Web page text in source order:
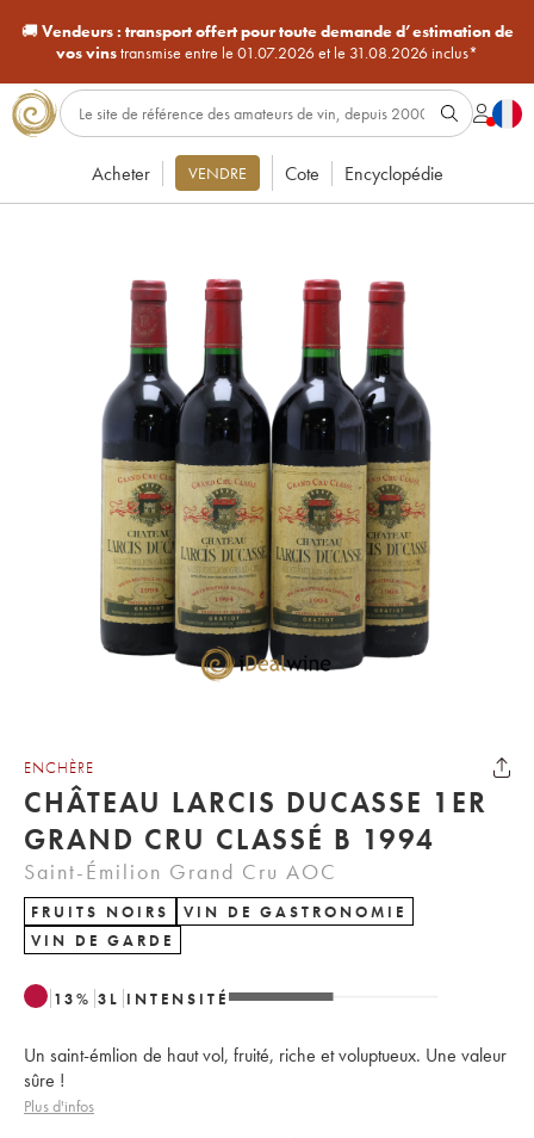
🚚Vendeurs : transport offert pour toute demande d’estimation de
vos vinstransmise entre le 01.07.2026 et le 31.08.2026 inclus*
Acheter VENDRE Cote Encyclopédie
ENCHÈRE
CHÂTEAU LARCIS DUCASSE 1ER
GRAND CRU CLASSÉ B 1994
Saint-Émilion Grand Cru AOC
FRUITS NOIRS
VIN DE GASTRONOMIE
VIN DE GARDE
13% 3 L INTENSITÉ
Un saint-émlion de haut vol, fruité, riche et voluptueux. Une valeur
sûre !
Plus d'infos